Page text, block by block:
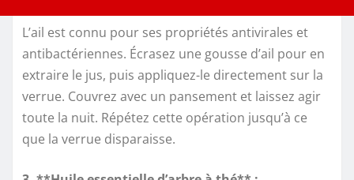
L’ail est connu pour ses propriétés antivirales et
antibactériennes. Écrasez une gousse d’ail pour en
extraire le jus, puis appliquez-le directement sur la
verrue. Couvrez avec un pansement et laissez agir
toute la nuit. Répétez cette opération jusqu’à ce
que la verrue disparaisse.